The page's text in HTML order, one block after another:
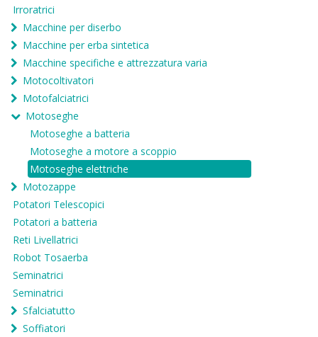
Irroratrici
Macchine per diserbo
Macchine per erba sintetica
Macchine specifiche e attrezzatura varia
Motocoltivatori
Motofalciatrici
Motoseghe
Motoseghe a batteria
Motoseghe a motore a scoppio
Motoseghe elettriche
Motozappe
Potatori Telescopici
Potatori a batteria
Reti Livellatrici
Robot Tosaerba
Seminatrici
Seminatrici
Sfalciatutto
Soffiatori